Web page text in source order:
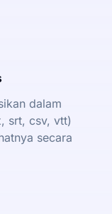
dalam
srt, csv, vtt)
secara